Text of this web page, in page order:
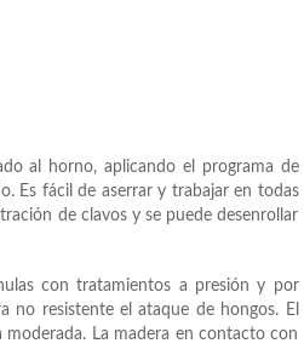
al horno, aplicando el programa de
Es fácil de aserrar y trabajar en todas
de clavos y se puede desenrollar
con tratamientos a presión y por
no resistente el ataque de hongos. El
La madera en contacto con